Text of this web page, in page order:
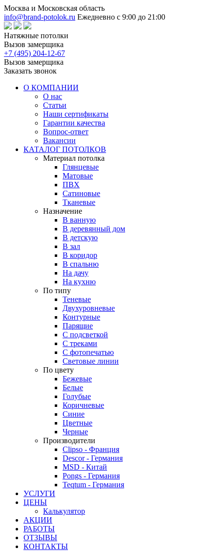
Москва и Московская область
info@brand-potolok.ru Ежедневно с 9:00 до 21:00
Натяжные потолки
Вызов замерщика
+7 (495) 204-12-67
Вызов замерщика
Заказать звонок
О КОМПАНИИ
О нас
Статьи
Наши сертификаты
Гарантии качества
Вопрос-ответ
Вакансии
КАТАЛОГ ПОТОЛКОВ
Материал потолка
Глянцевые
Матовые
ПВХ
Сатиновые
Тканевые
Назначение
В ванную
В деревянный дом
В детскую
В зал
В коридор
В спальню
На дачу
На кухню
По типу
Теневые
Двухуровневые
Контурные
Парящие
С подсветкой
С треками
С фотопечатью
Световые линии
По цвету
Бежевые
Белые
Голубые
Коричневые
Синие
Цветные
Черные
Производители
Clipso - Франция
Descor - Германия
MSD - Китай
Pongs - Германия
Teqtum - Германия
УСЛУГИ
ЦЕНЫ
Калькулятор
АКЦИИ
РАБОТЫ
ОТЗЫВЫ
КОНТАКТЫ